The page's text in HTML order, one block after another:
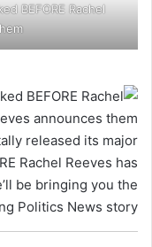
BEFORE Rachel
released its major
Rachel Reeves has
be bringing you the
Politics News story.